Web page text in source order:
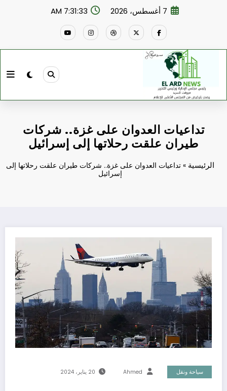
7 أغسطس، 2026 7:31:34 AM
تداعيات العدوان على غزة.. شركات
طيران علقت رحلاتها إلى إسرائيل
الرئيسية »تداعيات العدوان على غزة.. شركات طيران علقت رحلاتها إلى
إسرائيل
سياحة ونقل Ahmed 20 يناير، 2024